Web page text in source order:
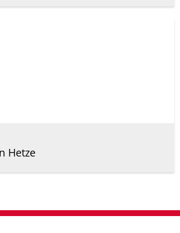
Hetze